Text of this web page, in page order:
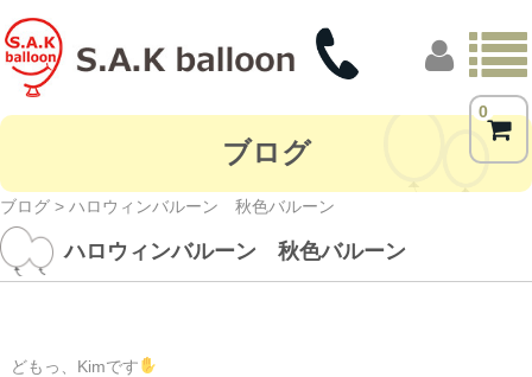
0
商品一覧
フォトギャラリー
店舗概要
ブログ
ブログ > ハロウィンバルーン 秋色バルーン
ハロウィンバルーン 秋色バルーン
どもっ、Kimです